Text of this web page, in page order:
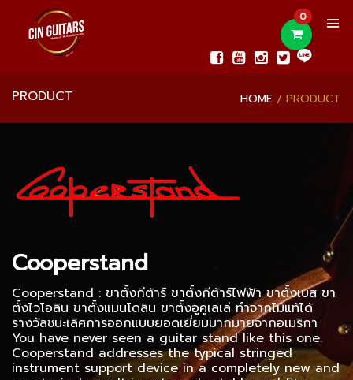
0
PRODUCT HOME PRODUCT
Cooperstand
Cooperstand : ขาตั้งกีต้าร์ ขาตั้งกีต้าร์ไฟฟ้า ขาตั้งเบส ขา
ตั้งไวโอลิน ขาตั้งแมนโดลิน ขาตั้งอูคูเลเล่ ทำจากไม้แท้ได้
รางวัลชนะเลิศการออกแบบยอดเยี่ยมมากมายจากอเมริกา
You have never seen a guitar stand like this one.
Cooperstand addresses the typical stringed
instrument support device in a completely new and